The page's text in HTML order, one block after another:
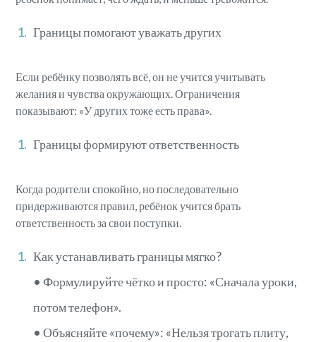
Границы помогают уважать других
Если ребёнку позволять всё, он не учится учитывать
желания и чувства окружающих. Ограничения
показывают: «У других тоже есть права».
Границы формируют ответственность
Когда родители спокойно, но последовательно
придерживаются правил, ребёнок учится брать
ответственность за свои поступки.
Как устанавливать границы мягко?
• Формулируйте чётко и просто: «Сначала уроки,
потом телефон».
• Объясняйте «почему»: «Нельзя трогать плиту,